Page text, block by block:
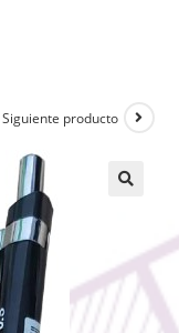
Siguiente producto